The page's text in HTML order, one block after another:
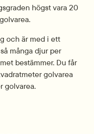
högst vara 20
och är med i ett
många djur per
bestämmer. Du får
golvarea
golvarea.